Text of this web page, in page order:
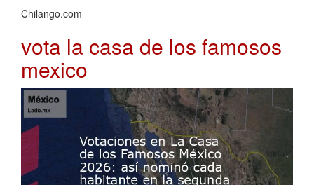
Chilango.com
vota la casa de los famosos
mexico